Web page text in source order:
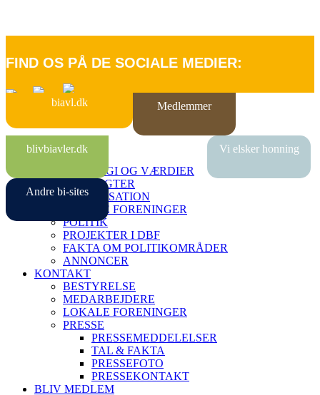
FIND OS PÅ DE SOCIALE MEDIER:
biavl.dk Medlemmer
blivbiavler.dk Vi elsker honning
Andre bi-sites
FORSIDE
STRATEGI OG VÆRDIER
VEDTÆGTER
ORGANISATION
LOKALE FORENINGER
POLITIK
PROJEKTER I DBF
FAKTA OM POLITIKOMRÅDER
ANNONCER
KONTAKT
BESTYRELSE
MEDARBEJDERE
LOKALE FORENINGER
PRESSE
PRESSEMEDDELELSER
TAL & FAKTA
PRESSEFOTO
PRESSEKONTAKT
BLIV MEDLEM